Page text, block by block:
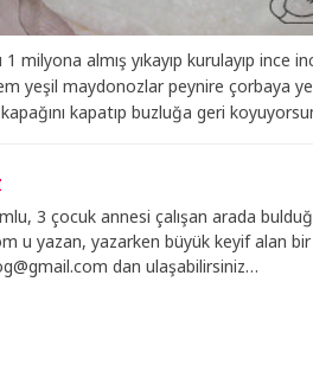
milyona almış yıkayıp kurulayıp ince
yeşil maydonozlar peynire çorbaya
kapatıp buzluğa geri
3 çocuk annesi çalışan arada
u yazan, yazarken büyük keyif alan
dan ulaşabilirsiniz…